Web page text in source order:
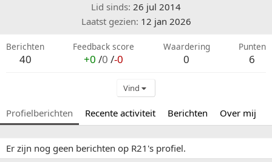
Lid sinds 26 jul 2014
Laatst gezien 12 jan 2026
Berichten
40
Feedback score
+0 /0 /-0
Waardering
0
Punten
6
Vind
Profielberichten Recente activiteit Berichten Over mij
Er zijn nog geen berichten op R21's profiel.